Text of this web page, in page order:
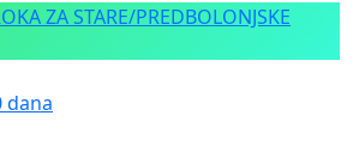
ZA STARE/PREDBOLONJSKE
dana